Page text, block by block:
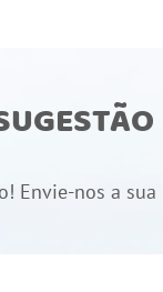
Envie-nos a sua